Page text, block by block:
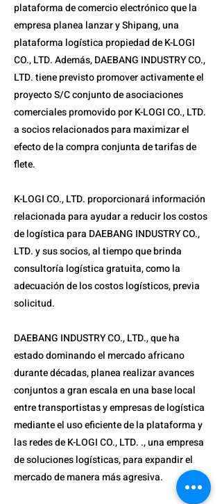
plataforma de comercio electrónico que la
empresa planea lanzar y Shipang, una
plataforma logística propiedad de K-LOGI
CO., LTD. Además, DAEBANG INDUSTRY CO.,
LTD. tiene previsto promover activamente el
proyecto S/C conjunto de asociaciones
comerciales promovido por K-LOGI CO., LTD.
a socios relacionados para maximizar el
efecto de la compra conjunta de tarifas de
flete.
K-LOGI CO., LTD. proporcionará información
relacionada para ayudar a reducir los costos
de logística para DAEBANG INDUSTRY CO.,
LTD. y sus socios, al tiempo que brinda
consultoría logística gratuita, como la
adecuación de los costos logísticos, previa
solicitud.
DAEBANG INDUSTRY CO., LTD., que ha
estado dominando el mercado africano
durante décadas, planea realizar avances
conjuntos a gran escala en una base local
entre transportistas y empresas de logística
mediante el uso eficiente de la plataforma y
las redes de K-LOGI CO., LTD. ., una empresa
de soluciones logísticas, para expandir el
mercado de manera más agresiva.